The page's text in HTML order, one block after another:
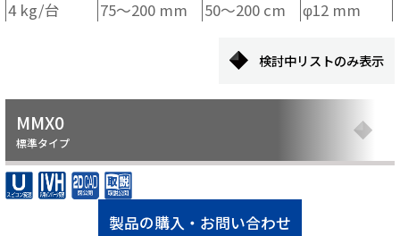
4 kg/台 75～200 mm 50～200 cm φ12 mm
検討中リストのみ表示
MMX0
標準タイプ
製品の購入・お問い合わせ